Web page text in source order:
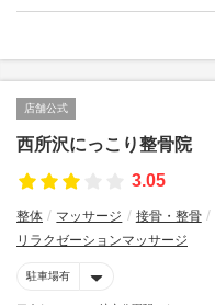
店舗公式
西所沢にっこり整骨院
3.05
整体 マッサージ 接骨・整骨
リラクゼーションマッサージ
駐車場有